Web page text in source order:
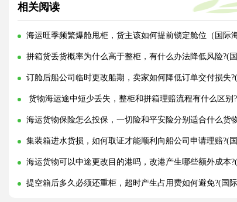
相关阅读
海运旺季频繁爆舱甩柜，货主该如何提前锁定舱位（国际
拼箱货丢货概率为什么高于整柜，有什么办法降低风险?(
订舱后船公司临时更改船期，卖家如何降低订单交付损失
货物海运途中短少丢失，整柜和拼箱理赔流程有什么区别
海运货物保险怎么投保，一切险和平安险分别适合什么货
集装箱进水货损，如何取证才能顺利向船公司申请理赔?(
海运货物可以中途更改目的港吗，改港产生哪些额外成本
提空箱后多久必须还重柜，超时产生占用费如何避免?(国